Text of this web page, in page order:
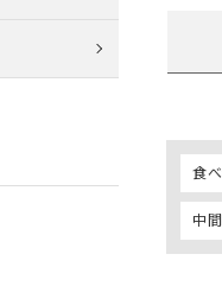
そ
ジ
食べ
中